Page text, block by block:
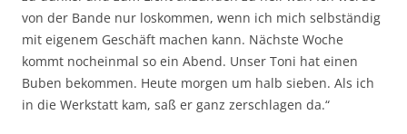
von der Bande nur loskommen, wenn ich mich selbständig
mit eigenem Geschäft machen kann. Nächste Woche
kommt nocheinmal so ein Abend. Unser Toni hat einen
Buben bekommen. Heute morgen um halb sieben. Als ich
in die Werkstatt kam, saß er ganz zerschlagen da.“